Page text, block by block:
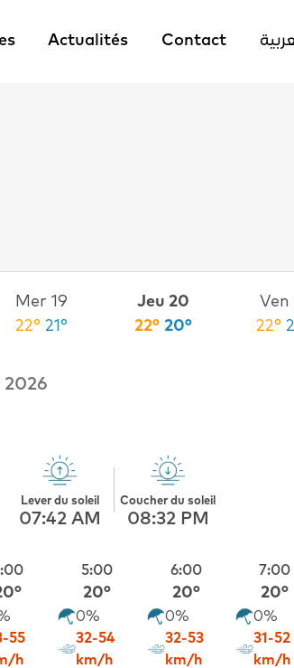
Actualités Contact
Mer 19
22° 21°
Jeu 20
22° 20°
Ven
22°
2026
Lever du soleil
07:42 AM
Coucher du soleil
08:32 PM
55
h
5:00
20°
0%
32-54
km/h
6:00
20°
0%
32-53
km/h
7:00
20°
0%
31-52
km/h